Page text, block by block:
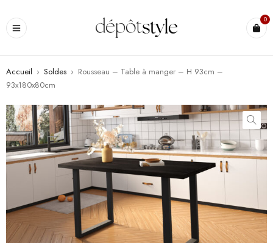
0
Accueil › Soldes › Rousseau – Table à manger – H 93cm –
93x180x80cm